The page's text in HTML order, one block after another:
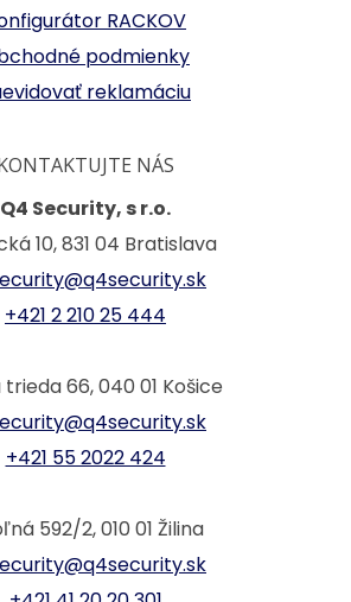
RACKOV
podmienky
reklamáciu
NÁS
Q4 Security, s r.o.
10, 831 04 Bratislava
+421 2 210 25 444
trieda 66, 040 01 Košice
+421 55 2022 424
592/2, 010 01 Žilina